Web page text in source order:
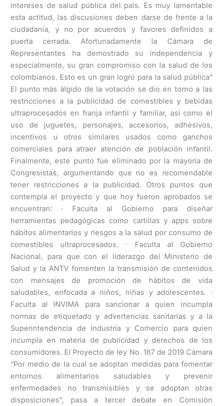
intereses de salud pública del país. Es muy lamentable
esta actitud, las discusiones deben darse de frente a la
ciudadanía, y no por acuerdos y favores definidos a
puerta cerrada. Afortunadamente la Cámara de
Representantes ha demostrado su independencia y
especialmente, su gran compromiso con la salud de los
colombianos. Esto es un gran logro para la salud pública”
El punto más álgido de la votación se dio en torno a las
restricciones a la publicidad de comestibles y bebidas
ultraprocesados en franja infantil y familiar, así como el
uso de juguetes, personajes, accesorios, adhesivos,
incentivos u otros similares usados como ganchos
comerciales para atraer atención de población infantil.
Finalmente, este punto fue eliminado por la mayoría de
Congresistas, argumentando que no es recomendable
tener restricciones a la publicidad. Otros puntos que
contempla el proyecto y que hoy fueron aprobados se
encuentran: · Faculta al Gobierno para diseñar
herramientas pedagógicas como cartillas y apps sobre
hábitos alimentarios y riesgos a la salud por consumo de
comestibles ultraprocesados. · Faculta al Gobierno
Nacional, para que con el liderazgo del Ministerio de
Salud y la ANTV fomenten la transmisión de contenidos
con mensajes de promoción de hábitos de vida
saludables, enfocada a niños, niñas y adolescentes. ·
Faculta al INVIMA para sancionar a quien incumpla
normas de etiquetado y advertencias sanitarias y a la
Superintendencia de Industria y Comercio para quien
incumpla en materia de publicidad y derechos de los
consumidores. El Proyecto de ley No. 167 de 2019 Cámara
“Por medio de la cual se adoptan medidas para fomentar
entornos alimentarios saludables y prevenir
enfermedades no transmisibles y se adoptan otras
disposiciones”, pasa a tercer debate en Comisión